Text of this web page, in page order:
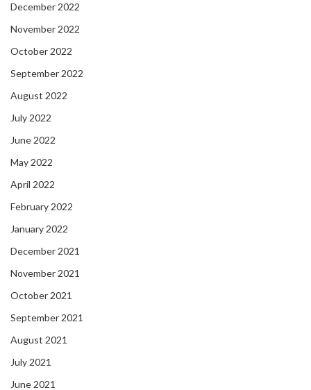
December 2022
November 2022
October 2022
September 2022
August 2022
July 2022
June 2022
May 2022
April 2022
February 2022
January 2022
December 2021
November 2021
October 2021
September 2021
August 2021
July 2021
June 2021